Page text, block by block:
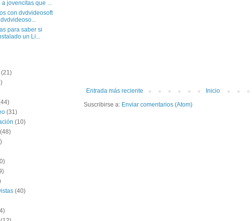
Entrada más reciente
Inicio
Suscribirse a: Enviar comentarios (Atom)
a jovencitas que ...
con dvdvideosoft
para saber si
un Li...
(21)
(31)
(10)
(48)
(40)